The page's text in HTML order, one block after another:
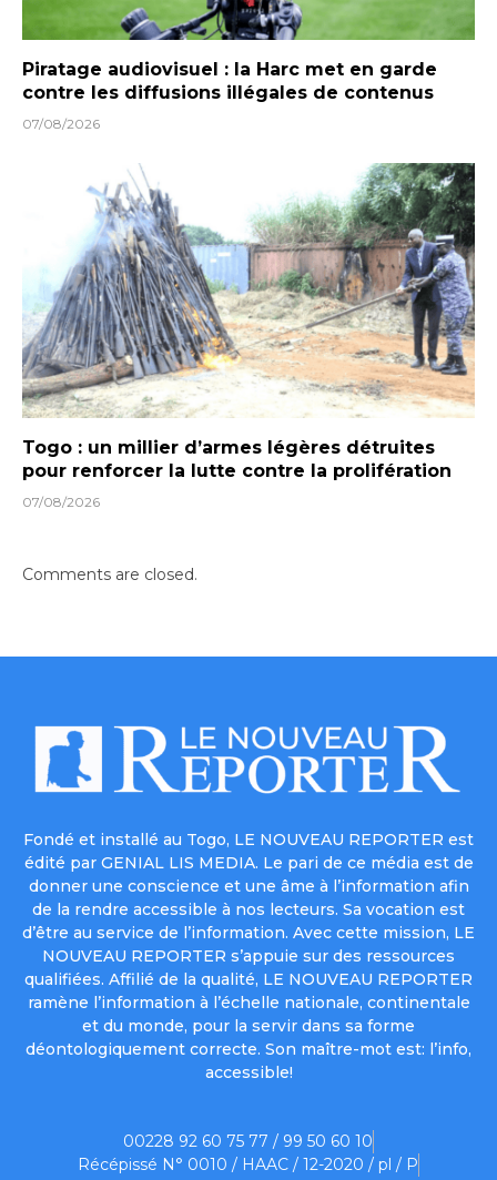
Piratage audiovisuel : la Harc met en garde
contre les diffusions illégales de contenus
07/08/2026
Togo : un millier d’armes légères détruites
pour renforcer la lutte contre la prolifération
07/08/2026
Comments are closed.
Fondé et installé au Togo, LE NOUVEAU REPORTER est
édité par GENIAL LIS MEDIA. Le pari de ce média est de
donner une conscience et une âme à l’information afin
de la rendre accessible à nos lecteurs. Sa vocation est
d’être au service de l’information. Avec cette mission, LE
NOUVEAU REPORTER s’appuie sur des ressources
qualifiées. Affilié de la qualité, LE NOUVEAU REPORTER
ramène l’information à l’échelle nationale, continentale
et du monde, pour la servir dans sa forme
déontologiquement correcte. Son maître-mot est: l’info,
accessible!
00228 92 60 75 77 / 99 50 60 10
Récépissé N° 0010 / HAAC / 12-2020 / pl / P